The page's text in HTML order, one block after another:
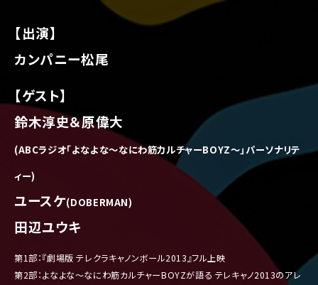
【出演】
カンパニー松尾
【ゲスト】
鈴木淳史＆原偉大
(ABCラジオ｢よなよな～なにわ筋カルチャーBOYZ～｣パーソナリテ
ィー)
ユースケ(DOBERMAN)
田辺ユウキ
第1部：『劇場版 テレクラキャノンボール2013』フル上映
第2部：よなよな～なにわ筋カルチャーBOYZが語る テレキャノ2013のアレ